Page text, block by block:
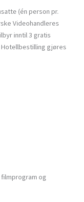
(én person pr.
Videohandleres
inntil 3 gratis
gjøres
og